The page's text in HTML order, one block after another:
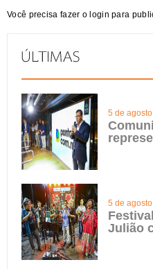
Você precisa fazer o login para
5 de
5 de
Julião